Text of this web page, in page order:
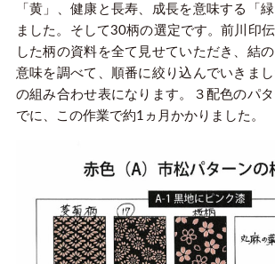
「黄」、健康と長寿、成長を意味する「
ました。そして30柄の選定です。前川印
した柄の資料を全て見せていただき、結
意味を調べて、順番に絞り込んでいきま
の組み合わせ表になります。３配色のパ
でに、この作業で約1ヵ月かかりました。